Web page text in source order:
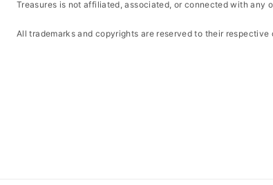
Treasures is not affiliated, associated, or connected with any
All trademarks and copyrights are reserved to their respective